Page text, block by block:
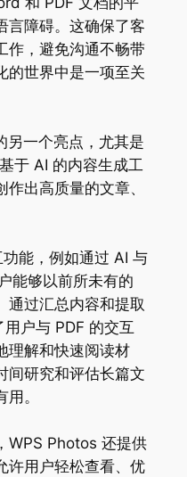
言障碍。这确保了客
作，避免沟通不畅带
的世界中是一项至关
另一个亮点，尤其是
于 AI 的内容生成工
出高质量的文章、
能，例如通过 AI 与
能够以前所未有的
通过汇总内容和提取
户与 PDF 的交互
理解和快速阅读材
间研究和评估长篇文
。
WPS Photos 还提供
许用户轻松查看、优